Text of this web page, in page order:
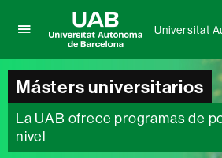
aquí
para
desplegar
el
menú
de
Universitat
Autònoma
de
Barcelona
Universitat
Másters universitarios
La UAB ofrece programas de
nivel